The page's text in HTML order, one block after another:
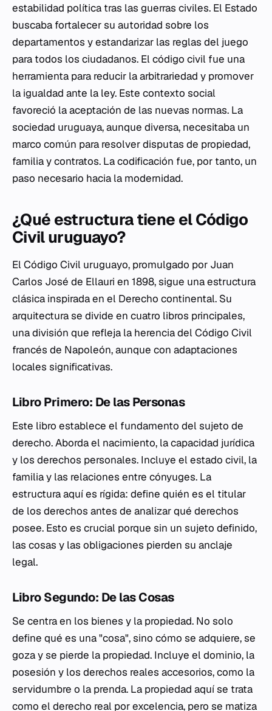
estabilidad política tras las guerras civiles. El Estado
buscaba fortalecer su autoridad sobre los
departamentos y estandarizar las reglas del juego
para todos los ciudadanos. El código civil fue una
herramienta para reducir la arbitrariedad y promover
la igualdad ante la ley. Este contexto social
favoreció la aceptación de las nuevas normas. La
sociedad uruguaya, aunque diversa, necesitaba un
marco común para resolver disputas de propiedad,
familia y contratos. La codificación fue, por tanto, un
paso necesario hacia la modernidad.
¿Qué estructura tiene el Código
Civil uruguayo?
El Código Civil uruguayo, promulgado por Juan
Carlos José de Ellauri en 1898, sigue una estructura
clásica inspirada en el Derecho continental. Su
arquitectura se divide en cuatro libros principales,
una división que refleja la herencia del Código Civil
francés de Napoleón, aunque con adaptaciones
locales significativas.
Libro Primero: De las Personas
Este libro establece el fundamento del sujeto de
derecho. Aborda el nacimiento, la capacidad jurídica
y los derechos personales. Incluye el estado civil, la
familia y las relaciones entre cónyuges. La
estructura aquí es rígida: define quién es el titular
de los derechos antes de analizar qué derechos
posee. Esto es crucial porque sin un sujeto definido,
las cosas y las obligaciones pierden su anclaje
legal.
Libro Segundo: De las Cosas
Se centra en los bienes y la propiedad. No solo
define qué es una "cosa", sino cómo se adquiere, se
goza y se pierde la propiedad. Incluye el dominio, la
posesión y los derechos reales accesorios, como la
servidumbre o la prenda. La propiedad aquí se trata
como el derecho real por excelencia, pero se matiza